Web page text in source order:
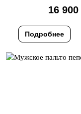
16 900
Подробнее